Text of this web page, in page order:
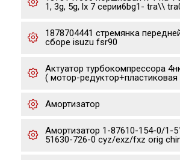
1, 3g, 5g, lx 7 серии6bg1- tra\\
1878704441 стремянка
сборе isuzu fsr90
Актуатор турбокомпрессора
( мотор-редуктор+пластиковая
Амортизатор
Амортизатор 1-87610-154-0/1-
51630-726-0 cyz/exz/fxz orig